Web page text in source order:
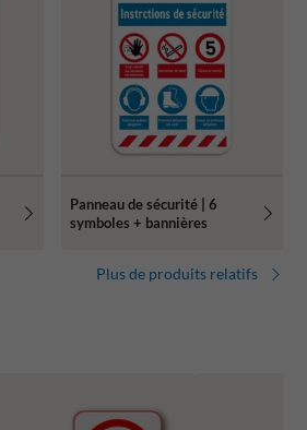
Panneau de sécurité | 6
symboles + bannières
Plus de produits relatifs